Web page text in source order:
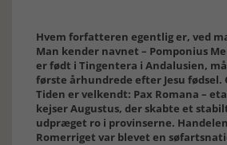
Hvem forfatteren egentlig er, ved
Man kender navnet – Pomponius
er født i Tingentera i Andalusien,
første århundrede efter Jesu fødsel.
Tiden er velkendt: Pax Romana –
kejser Augustus, der skabte et
udpræget ro i provinserne.
Romerriget var blevet en